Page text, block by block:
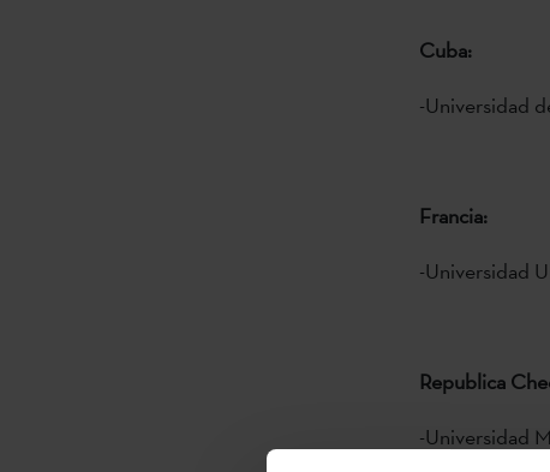
Cuba:
-Universidad
Francia:
-Universidad
Republica
-Universidad